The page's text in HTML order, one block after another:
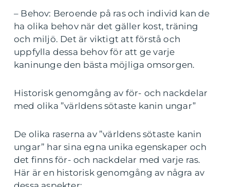
– Behov: Beroende på ras och individ kan de
ha olika behov när det gäller kost, träning
och miljö. Det är viktigt att förstå och
uppfylla dessa behov för att ge varje
kaninunge den bästa möjliga omsorgen.
Historisk genomgång av för- och nackdelar
med olika ”världens sötaste kanin ungar”
De olika raserna av ”världens sötaste kanin
ungar” har sina egna unika egenskaper och
det finns för- och nackdelar med varje ras.
Här är en historisk genomgång av några av